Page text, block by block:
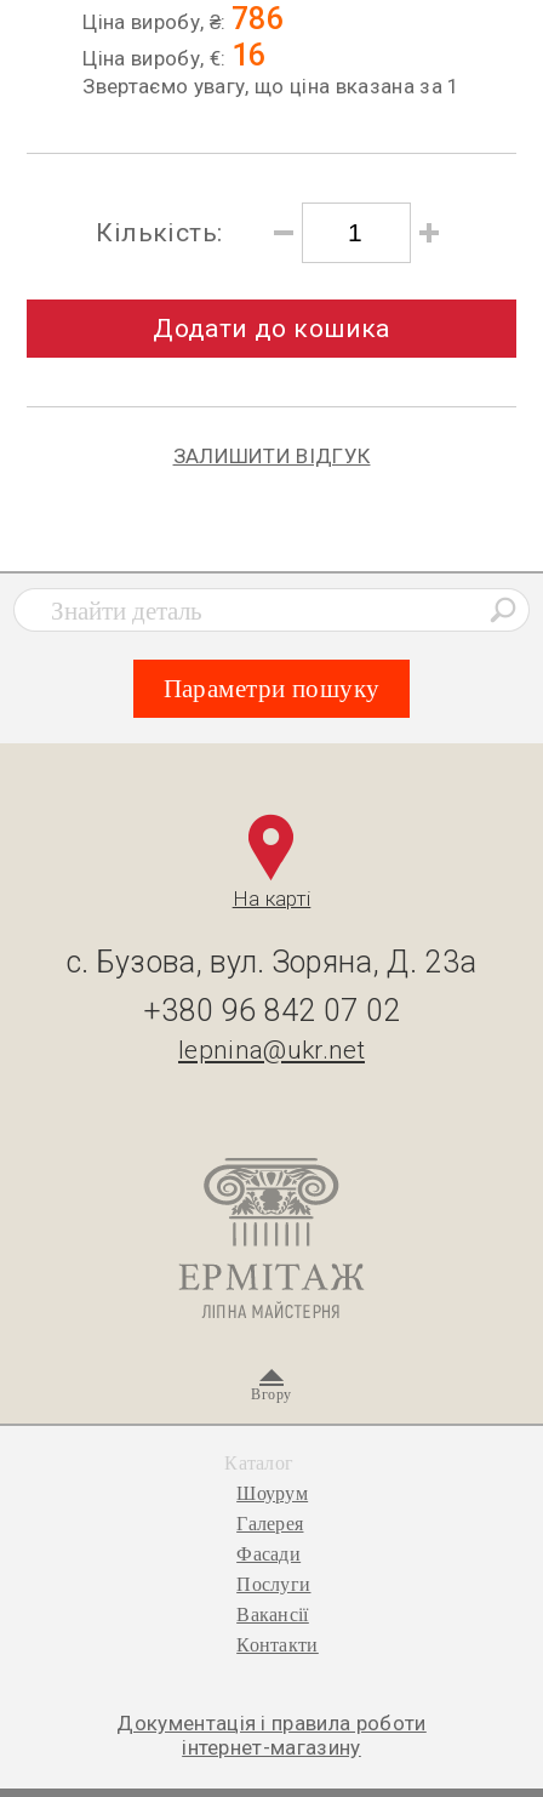
Ціна виробу, ₴: 786
Ціна виробу, €: 16
Звертаємо увагу, що ціна вказана за 1
Кількість:
Додати до кошика
ЗАЛИШИТИ ВІДГУК
Параметри пошуку
На карті
с. Бузова, вул. Зоряна, Д. 23а
+380 96 842 07 02
lepnina@ukr.net
Вгору
Каталог
Шоурум
Галерея
Фасади
Послуги
Вакансії
Контакти
Документація і правила роботи
інтернет-магазину